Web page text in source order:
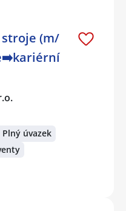
(m/
Plný úvazek